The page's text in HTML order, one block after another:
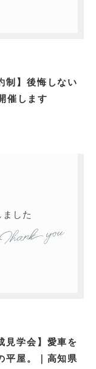
制】後悔しない
催します
した
見学会】愛車を
平屋。｜高知県